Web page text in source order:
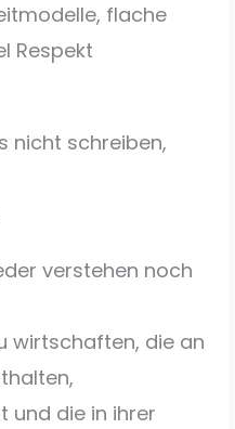
flache
Respekt
nicht schreiben,
verstehen noch
wirtschaften, die an
und die in ihrer